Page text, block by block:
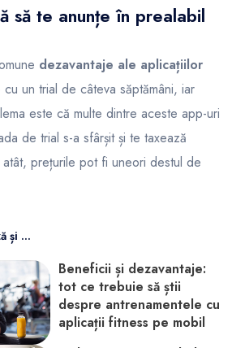
să te anunțe în prealabil
dezavantaje ale aplicațiilor
un trial de câteva săptămâni, iar
este că multe dintre aceste app-uri
de trial s-a sfârșit și te taxează
prețurile pot fi uneori destul de
și ...
Beneficii și dezavantaje:
tot ce trebuie să știi
despre antrenamentele cu
aplicații fitness pe mobil